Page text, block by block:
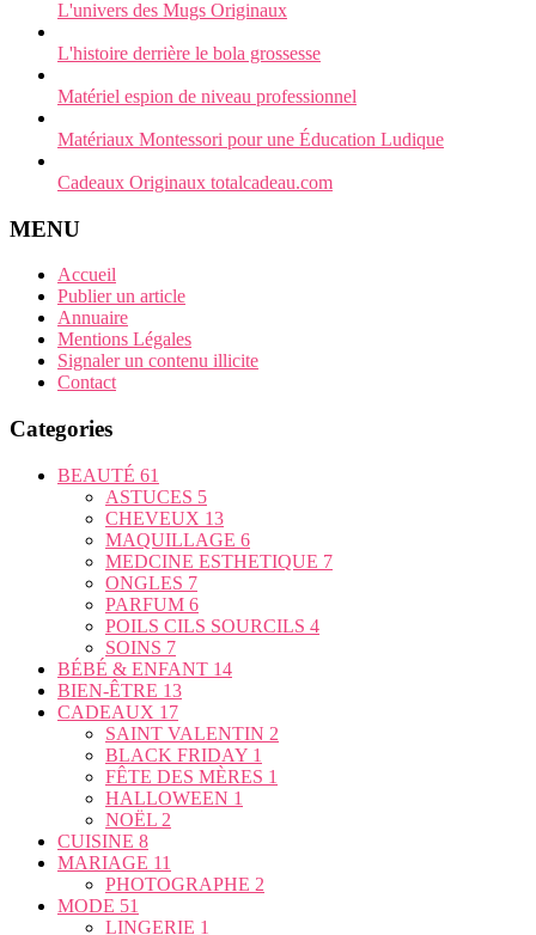
L'univers des Mugs Originaux
L'histoire derrière le bola grossesse
Matériel espion de niveau professionnel
Matériaux Montessori pour une Éducation Ludique
Cadeaux Originaux totalcadeau.com
MENU
Accueil
Publier un article
Annuaire
Mentions Légales
Signaler un contenu illicite
Contact
Categories
BEAUTÉ 61
ASTUCES 5
CHEVEUX 13
MAQUILLAGE 6
MEDCINE ESTHETIQUE 7
ONGLES 7
PARFUM 6
POILS CILS SOURCILS 4
SOINS 7
BÉBÉ & ENFANT 14
BIEN-ÊTRE 13
CADEAUX 17
SAINT VALENTIN 2
BLACK FRIDAY 1
FÊTE DES MÈRES 1
HALLOWEEN 1
NOËL 2
CUISINE 8
MARIAGE 11
PHOTOGRAPHE 2
MODE 51
LINGERIE 1